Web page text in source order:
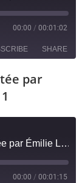
00:00 / 00:01:02
SHARE
par
Histoire des communes présentée par Émilie Leroy: Auffargis épisode 1
00:00 / 00:01:15